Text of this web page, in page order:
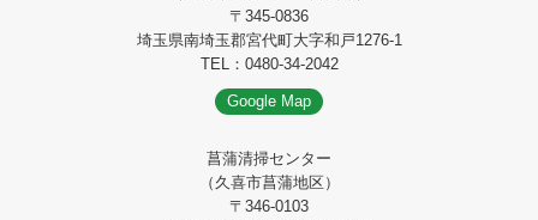
〒345-0836
埼玉県南埼玉郡宮代町大字和戸1276-1
TEL：0480-34-2042
Google Map
菖蒲清掃センター
（久喜市菖蒲地区）
〒346-0103